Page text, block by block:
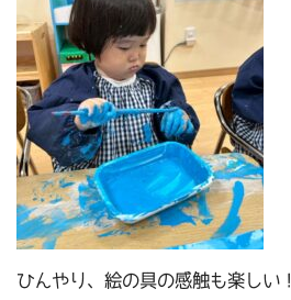
ひんやり、絵の具の感触も楽しい！